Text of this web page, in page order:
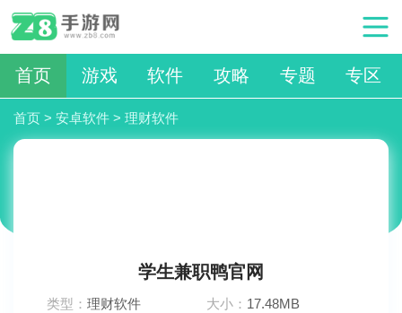
首页 游戏 软件 攻略 专题 专区
首页 > 安卓软件 > 理财软件
学生兼职鸭官网
类型：理财软件 大小： 17.48MB